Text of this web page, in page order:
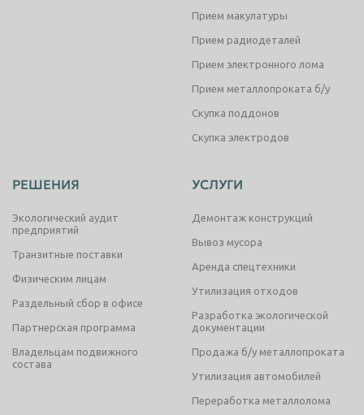
Прием макулатуры
Прием радиодеталей
Прием электронного лома
Прием металлопроката б/у
Скупка поддонов
Скупка электродов
РЕШЕНИЯ
Экологический аудит
предприятий
Транзитные поставки
Физическим лицам
Раздельный сбор в офисе
Партнерская программа
Владельцам подвижного
состава
УСЛУГИ
Демонтаж конструкций
Вывоз мусора
Аренда спецтехники
Утилизация отходов
Разработка экологической
документации
Продажа б/у металлопроката
Утилизация автомобилей
Переработка металлолома